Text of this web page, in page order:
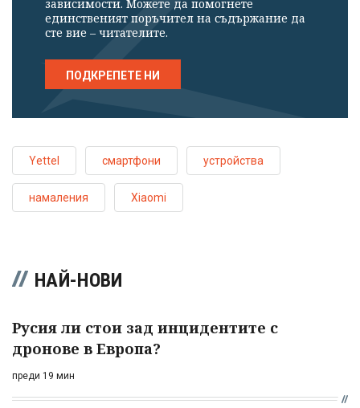
зависимости. Можете да помогнете
единственият поръчител на съдържание да
сте вие – читателите.
ПОДКРЕПЕТЕ НИ
Yettel смартфони устройства
намаления Xiaomi
НАЙ-НОВИ
Русия ли стои зад инцидентите с
дронове в Европа?
преди 19 мин